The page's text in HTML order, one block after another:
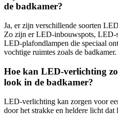
de badkamer?
Ja, er zijn verschillende soorten
Zo zijn er LED-inbouwspots, LED-
LED-plafondlampen die speciaal
vochtige ruimtes zoals de badkamer.
Hoe kan LED-verlichting
look in de badkamer?
LED-verlichting kan zorgen voor
door het strakke en heldere licht